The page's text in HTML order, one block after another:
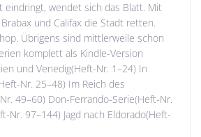
eindringt, wendet sich das Blatt. Mit
und Califax die Stadt retten.
Übrigens sind mittlerweile schon
komplett als Kindle-Version
und Venedig(Heft-Nr. 1–24) In
Nr. 25–48) Im Reich des
49–60) Don-Ferrando-Serie(Heft-Nr.
Nr. 97–144) Jagd nach Eldorado(Heft-